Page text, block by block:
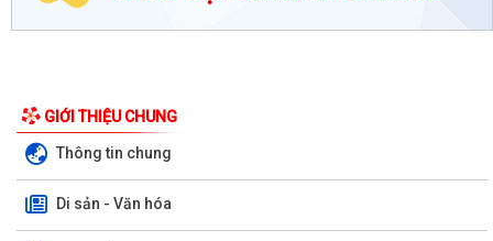
GIỚI THIỆU CHUNG
Thông tin chung
Di sản - Văn hóa